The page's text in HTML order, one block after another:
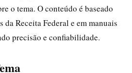
o tema. O conteúdo é baseado
Receita Federal e em manuais
precisão e confiabilidade.